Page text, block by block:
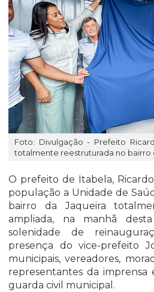
Foto: Divulgação - Prefeito
totalmente reestruturada no bairro
O prefeito de Itabela,
população a Unidade de
bairro da Jaqueira
ampliada, na manhã
solenidade de
presença do vice-prefeito
municipais, vereadores,
representantes da imprensa
guarda civil municipal.